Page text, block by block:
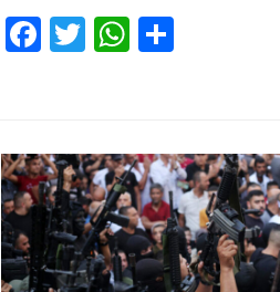
Facebook
TwitterWhatsApp